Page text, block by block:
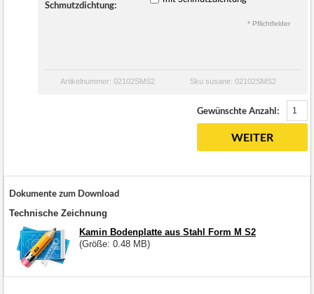
Schmutzdichtung:
* Pflichtfelder
Artikelnummer: 02102SMS2 Sku susane: 02102SMS2
Gewünschte Anzahl:
WEITER
Dokumente zum Download
Technische Zeichnung
Kamin Bodenplatte aus Stahl Form M S2
(Größe: 0.48 MB)